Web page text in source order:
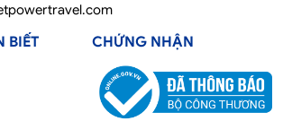
BIẾT CHỨNG NHẬN